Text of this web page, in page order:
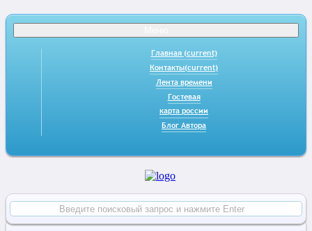
Главная (current)
Контакты(current)
Лента времени
Гостевая
карта россии
Блог Автора